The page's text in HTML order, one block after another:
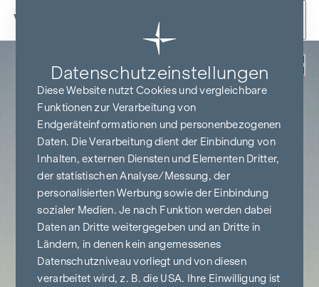
Zum Inhalt springen
PROVISIONSFREI
BIS BAUBEGINN
Datenschutz­einstellungen
Diese Website nutzt Cookies und vergleichbare
Funktionen zur Verarbeitung von
Endgeräteinformationen und personenbezogenen
Daten. Die Verarbeitung dient der Einbindung von
Inhalten, externen Diensten und Elementen Dritter,
der statistischen Analyse/Messung, der
personalisierten Werbung sowie der Einbindung
sozialer Medien. Je nach Funktion werden dabei
Daten an Dritte weitergegeben und an Dritte in
Ländern, in denen kein angemessenes
Datenschutzniveau vorliegt und von diesen
verarbeitet wird, z. B. die USA. Ihre Einwilligung ist